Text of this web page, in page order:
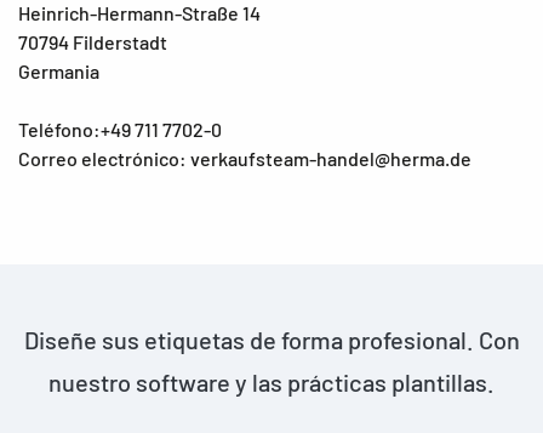
Heinrich-Hermann-Straße 14
70794 Filderstadt
Germania
Teléfono:+49 711 7702-0
Correo electrónico: verkaufsteam-handel@herma.de
Diseñe sus etiquetas de forma profesional. Con
nuestro software y las prácticas plantillas.